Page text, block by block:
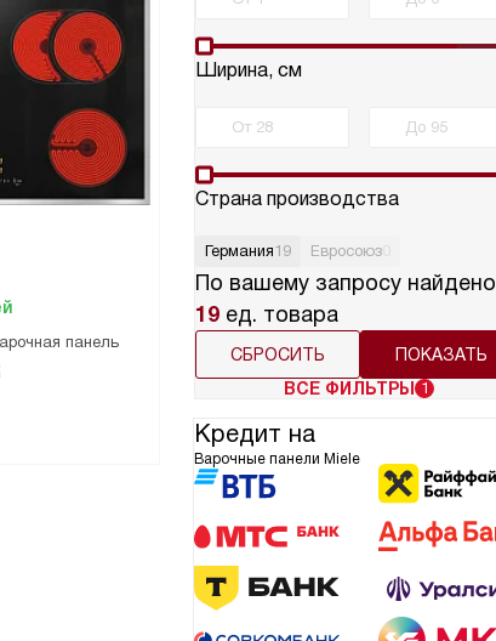
Ширина, см
Страна производства
Германия19 Евросоюз
По вашему запросу найдено
19 ед. товара
СБРОСИТЬ
ВСЕ ФИЛЬТРЫ
1
Кредит на
Варочные панели Miele
панель